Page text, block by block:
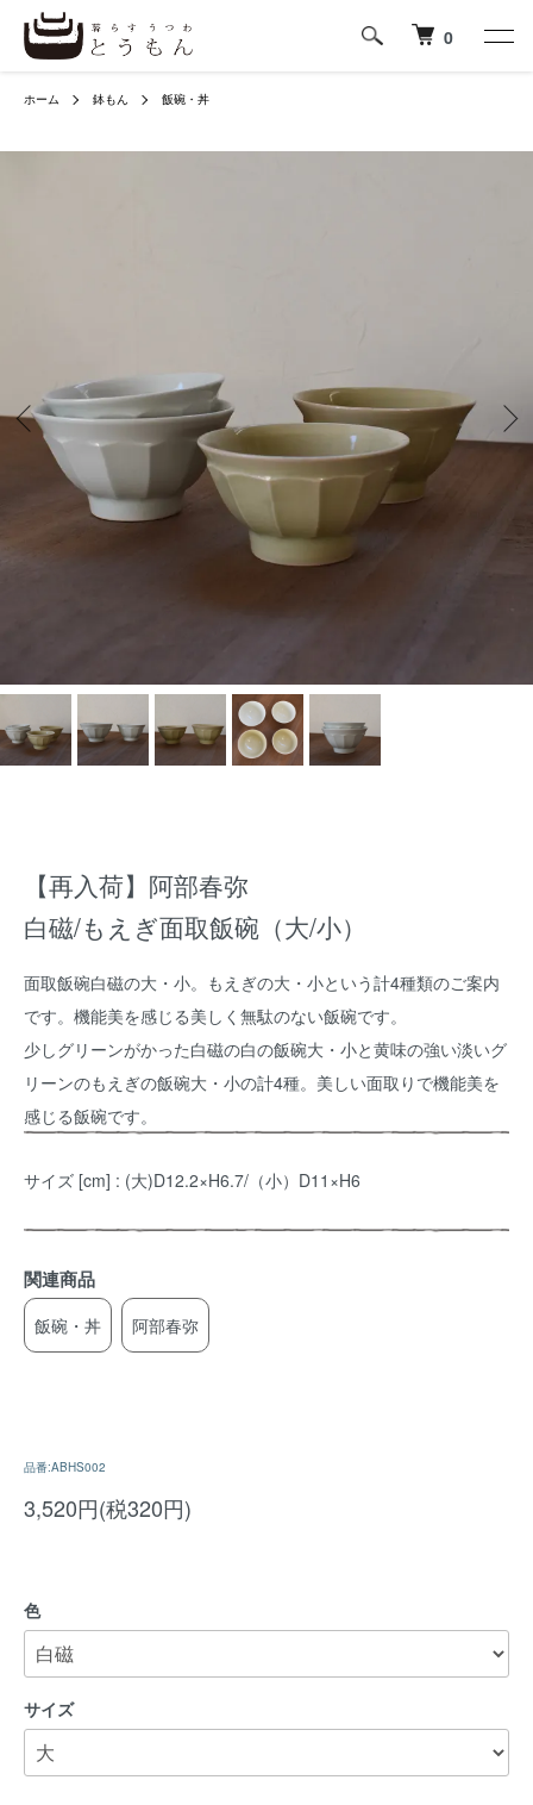
0
ホーム 鉢もん 飯碗・丼
【再入荷】阿部春弥
白磁/もえぎ面取飯碗（大/小）
面取飯碗白磁の大・小。もえぎの大・小という計4種類のご案内
です。機能美を感じる美しく無駄のない飯碗です。
少しグリーンがかった白磁の白の飯碗大・小と黄味の強い淡いグ
リーンのもえぎの飯碗大・小の計4種。美しい面取りで機能美を
感じる飯碗です。
サイズ [cm] : (大)D12.2×H6.7/（小）D11×H6
関連商品
飯碗・丼 阿部春弥
品番:ABHS002
3,520円(税320円)
色
サイズ